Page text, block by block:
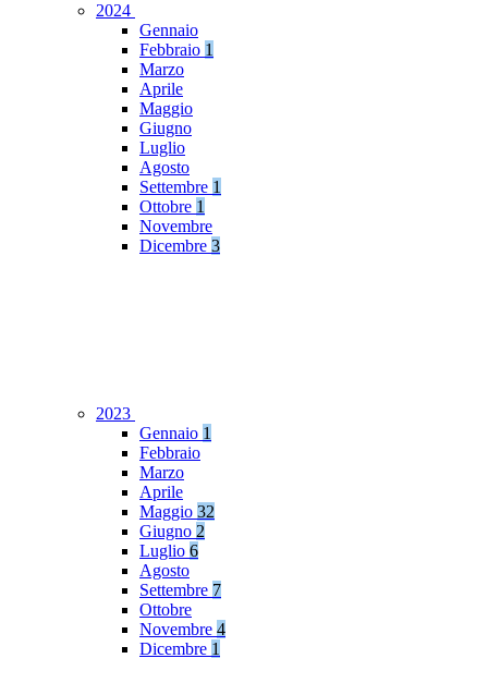
2024
Gennaio
Febbraio 1
Marzo
Aprile
Maggio
Giugno
Luglio
Agosto
Settembre 1
Ottobre 1
Novembre
Dicembre 3
2023
Gennaio 1
Febbraio
Marzo
Aprile
Maggio 32
Giugno 2
Luglio 6
Agosto
Settembre 7
Ottobre
Novembre 4
Dicembre 1